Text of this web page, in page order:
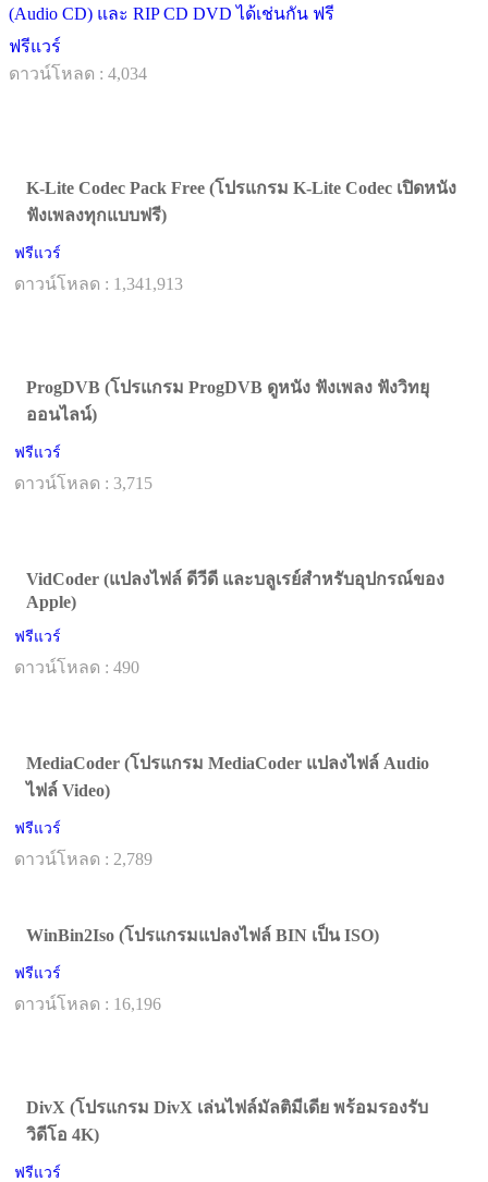
(Audio CD) และ RIP CD DVD ได้เช่นกัน ฟรี
ฟรีแวร์
ดาวน์โหลด : 4,034
K-Lite Codec Pack Free (โปรแกรม K-Lite Codec เปิดหนัง
ฟังเพลงทุกแบบฟรี)
ฟรีแวร์
ดาวน์โหลด : 1,341,913
ProgDVB (โปรแกรม ProgDVB ดูหนัง ฟังเพลง ฟังวิทยุ
ออนไลน์)
ฟรีแวร์
ดาวน์โหลด : 3,715
VidCoder (แปลงไฟล์ ดีวีดี และบลูเรย์สำหรับอุปกรณ์ของ
Apple)
ฟรีแวร์
ดาวน์โหลด : 490
MediaCoder (โปรแกรม MediaCoder แปลงไฟล์ Audio
ไฟล์ Video)
ฟรีแวร์
ดาวน์โหลด : 2,789
WinBin2Iso (โปรแกรมแปลงไฟล์ BIN เป็น ISO)
ฟรีแวร์
ดาวน์โหลด : 16,196
DivX (โปรแกรม DivX เล่นไฟล์มัลติมีเดีย พร้อมรองรับ
วิดีโอ 4K)
ฟรีแวร์